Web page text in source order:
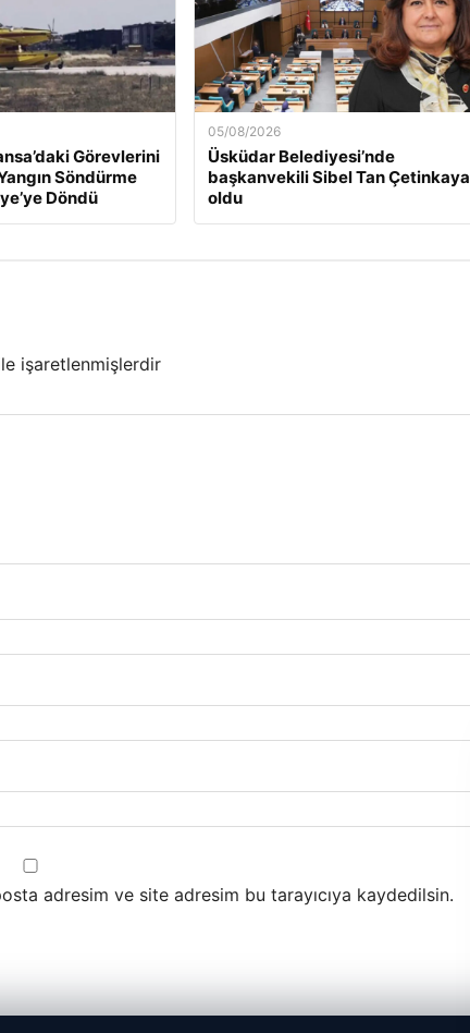
Görevlerini
Söndürme
Döndü
05/08/2026
Üsküdar Belediyesi’nde
başkanvekili Sibel Tan Çetinkaya
oldu
işaretlenmişlerdir
adresim ve site adresim bu tarayıcıya kaydedilsin.